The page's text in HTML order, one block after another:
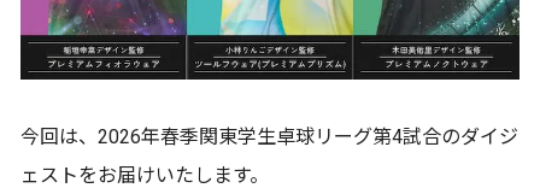
今回は、2026年春季関東学生卓球リーグ第4試合のダイジ
ェストをお届けいたします。